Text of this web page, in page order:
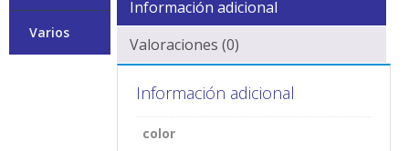
Información adicional
Valoraciones (0)
Información adicional
color
Varios